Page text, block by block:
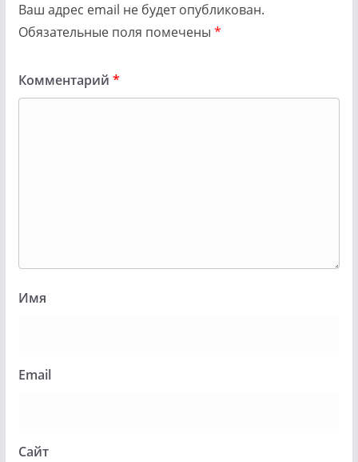
Ваш адрес email не будет опубликован.
Обязательные поля помечены *
Комментарий *
Имя
Email
Сайт